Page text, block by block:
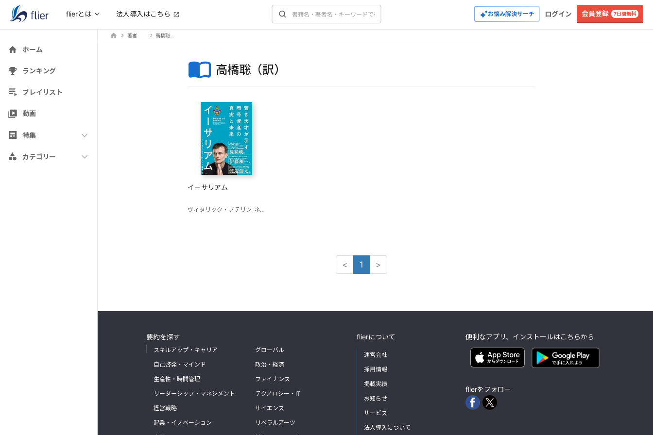
flierとは 法人導入はこちら お悩み解決サーチ ログイン 会員登録 7日間無料
ホーム
ランキング
プレイリスト
動画
特集
カテゴリー
著者
高橋聡（訳）
イーサリアム
ヴィタリック・ブテリン ネイサン・シュナイダー（編）
< 1 >
要約を探す
スキルアップ・キャリア
自己啓発・マインド
生産性・時間管理
リーダーシップ・マネジメント
経営戦略
起業・イノベーション
グローバル
政治・経済
ファイナンス
テクノロジー・IT
サイエンス
リベラルアーツ
flierについて
運営会社
採用情報
掲載実績
お知らせ
サービス
法人導入について
便利なアプリ、インストールはこちらから
flierをフォロー